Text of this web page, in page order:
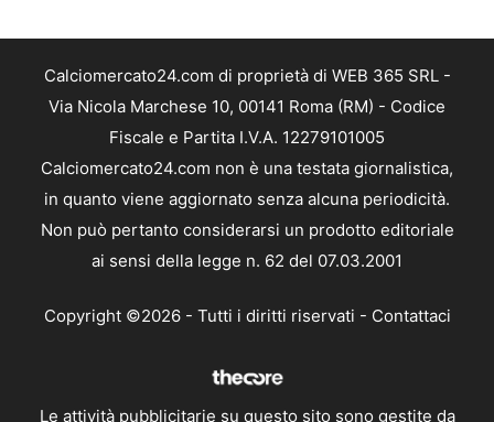
Calciomercato24.com di proprietà di WEB 365 SRL -
Via Nicola Marchese 10, 00141 Roma (RM) - Codice
Fiscale e Partita I.V.A. 12279101005
Calciomercato24.com non è una testata giornalistica,
in quanto viene aggiornato senza alcuna periodicità.
Non può pertanto considerarsi un prodotto editoriale
ai sensi della legge n. 62 del 07.03.2001
Copyright ©2026 - Tutti i diritti riservati - Contattaci
Le attività pubblicitarie su questo sito sono gestite da